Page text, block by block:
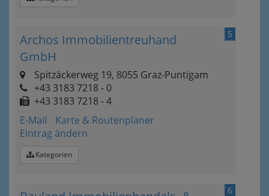
5
Archos Immobilientreuhand
GmbH
Spitzäckerweg 19, 8055 Graz-Puntigam
+43 3183 7218 - 0
+43 3183 7218 - 4
E-Mail
Karte & Routenplaner
Eintrag ändern
Kategorien
6